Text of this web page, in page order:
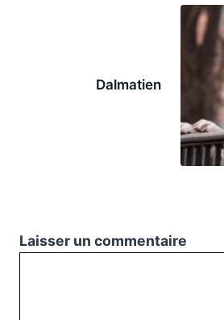
Dalmatien
Laisser un commentaire